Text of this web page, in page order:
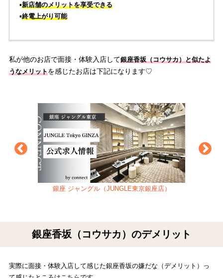
▪️新店舗のメリットを享受できる
▪️終電上がり可能
私が他のお店で面接・体験入店して銀座香坂（コウサカ）と似たよ
うなメリット を感じたお店は下記になります♡
銀座 ジャングル（JUNGLE東京銀座店）
銀座香坂（コウサカ）のデメリット
実際に面接・体験入店して感じた銀座香坂の嫌だな（デメリット）っ